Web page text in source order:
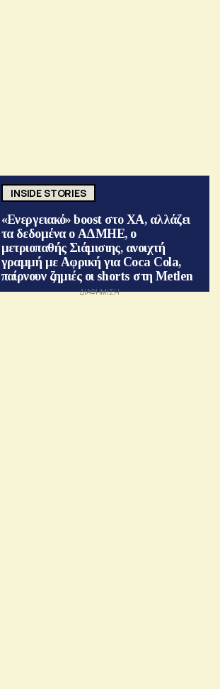
INSIDE STORIES
«Ενεργειακό» boost στο ΧΑ, αλλάζει
τα δεδομένα ο ΑΔΜΗΕ, ο
μετριοπαθής Σιάμισιης, ανοιχτή
γραμμή με Αφρική για Coca Cola,
παίρνουν ζημιές οι shorts στη Metlen